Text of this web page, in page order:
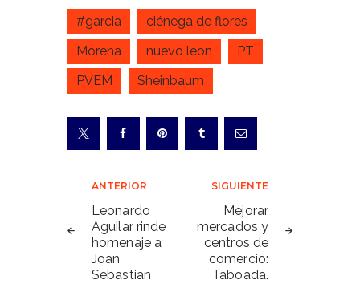
#garcia
ciénega de flores
Morena
nuevo leon
PT
PVEM
Sheinbaum
Navegación
de
entradas
ANTERIOR
Leonardo
Aguilar rinde
homenaje a
Joan
Sebastian
SIGUIENTE
Mejorar
mercados y
centros de
comercio:
Taboada.